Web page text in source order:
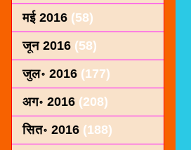
मई 2016 (58)
जून 2016 (58)
जुल॰ 2016 (177)
अग॰ 2016 (208)
सित॰ 2016 (188)